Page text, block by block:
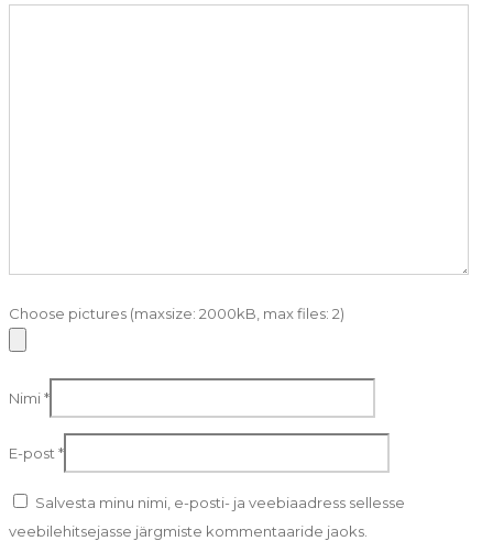
Choose pictures (maxsize: 2000kB, max files: 2)
Nimi*
E-post *
Salvesta minu nimi, e-posti- ja veebiaadress sellesse
veebilehitsejasse järgmiste kommentaaride jaoks.